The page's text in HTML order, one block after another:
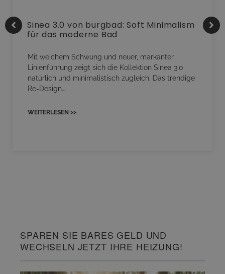
Sinea 3.0 von burgbad: Soft Minimalism
für das moderne Bad
Mit weichem Schwung und neuer, markanter
Linienführung zeigt sich die Kollektion Sinea 3.0
natürlich und minimalistisch zugleich. Das trendige
Re-Design…
WEITERLESEN >>
SPAREN SIE BARES GELD UND
WECHSELN JETZT IHRE HEIZUNG!